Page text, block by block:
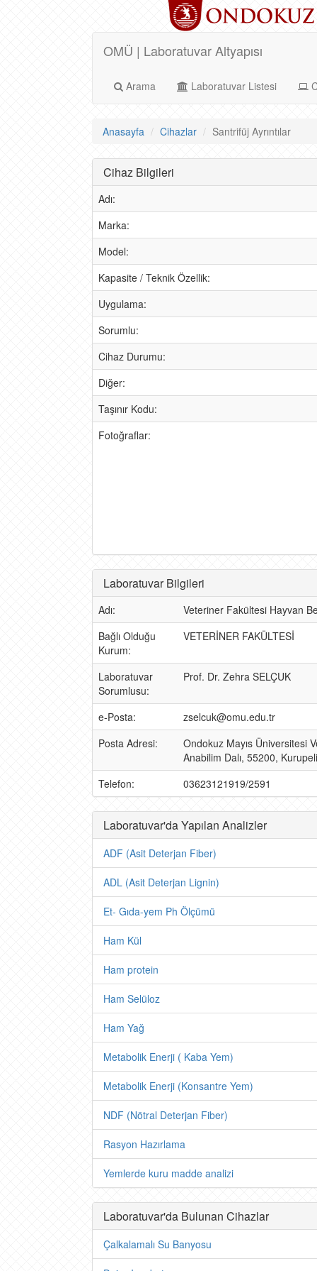
OMÜ | Laboratuvar Altyapısı
Arama Laboratuvar Listesi
Anasayfa Cihazlar Santrifüj Ayrıntılar
Cihaz Bilgileri
Adı:
Marka:
Model:
Kapasite / Teknik Özellik:
Uygulama:
Sorumlu:
Cihaz Durumu:
Diğer:
Taşınır Kodu:
Fotoğraflar:
Laboratuvar Bilgileri
Adı:
Veteriner Fakültesi Hayvan
Bağlı Olduğu
Kurum:
VETERİNER FAKÜLTESİ
Laboratuvar
Sorumlusu:
Prof. Dr. Zehra SELÇUK
e-Posta:
zselcuk@omu.edu.tr
Posta Adresi:
Ondokuz Mayıs Üniversitesi
Anabilim Dalı, 55200,
Telefon:
03623121919/2591
Laboratuvar'da Yapılan Analizler
ADF (Asit Deterjan Fiber)
ADL (Asit Deterjan Lignin)
Et- Gıda-yem Ph Ölçümü
Ham Kül
Ham protein
Ham Selüloz
Ham Yağ
Metabolik Enerji ( Kaba Yem)
Metabolik Enerji (Konsantre Yem)
NDF (Nötral Deterjan Fiber)
Rasyon Hazırlama
Yemlerde kuru madde analizi
Laboratuvar'da Bulunan Cihazlar
Çalkalamalı Su Banyosu